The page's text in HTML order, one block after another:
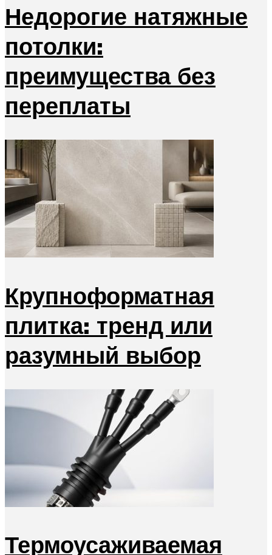
Недорогие натяжные
потолки:
преимущества без
переплаты
Крупноформатная
плитка: тренд или
разумный выбор
Термоусаживаемая